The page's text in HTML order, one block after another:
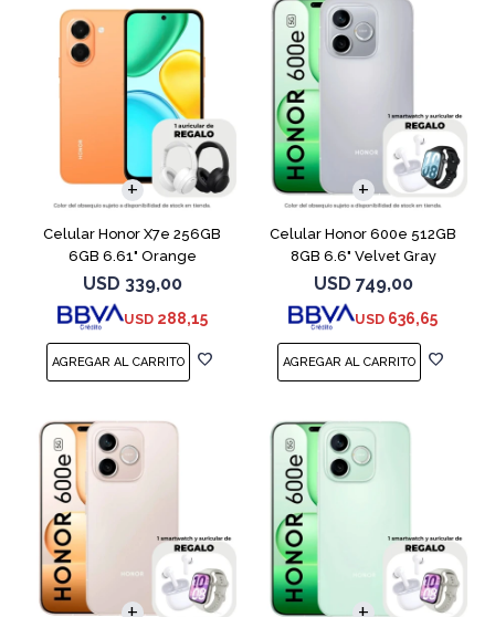
Celular Honor X7e 256GB
6GB 6.61" Orange
USD 339,00
USD 288,15
COMPARAR
Celular Honor 600e 512GB
8GB 6.6" Velvet Gray
USD 749,00
USD 636,65
COMPARAR
COMPARAR COMPARAR